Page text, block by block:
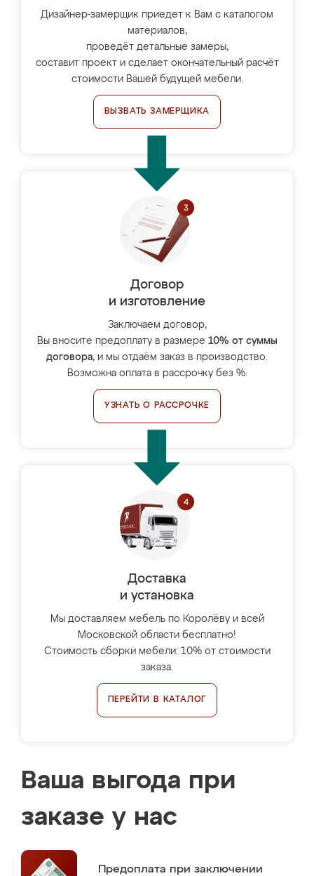
Дизайнер-замерщик приедет к Вам с каталогом
материалов,
проведёт детальные замеры,
составит проект и сделает окончательный расчёт
стоимости Вашей будущей мебели.
ВЫЗВАТЬ ЗАМЕРЩИКА
Договор
и изготовление
Заключаем договор,
Вы вносите предоплату в размере 10% от суммы
договора, и мы отдаём заказ в производство.
Возможна оплата в рассрочку без %.
УЗНАТЬ О РАССРОЧКЕ
Доставка
и установка
Мы доставляем мебель по Королёву и всей
Московской области бесплатно!
Стоимость сборки мебели: 10% от стоимости
заказа.
ПЕРЕЙТИ В КАТАЛОГ
Ваша выгода при
заказе у нас
Предоплата при заключении